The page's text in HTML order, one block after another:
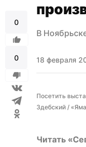
0
0
В
18 февраля
Посетить
Здебский /
Читать